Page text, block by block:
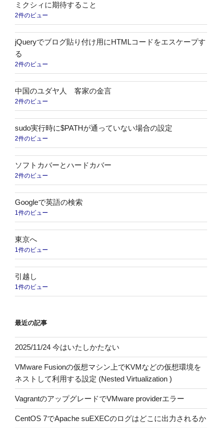
ミクシィに期待すること
2件のビュー
jQueryでブログ貼り付け用にHTMLコードをエスケープす
る
2件のビュー
中国のユダヤ人 客家の金言
2件のビュー
sudo実行時に$PATHが通っていない場合の設定
2件のビュー
ソフトカバーとハードカバー
2件のビュー
Googleで英語の検索
1件のビュー
東京へ
1件のビュー
引越し
1件のビュー
最近の記事
2025/11/24 今はいたしかたない
VMware Fusionの仮想マシン上でKVMなどの仮想環境を
ネストして利用する設定 (Nested Virtualization )
VagrantのアップグレードでVMware providerエラー
CentOS 7でApache suEXECのログはどこに出力されるか